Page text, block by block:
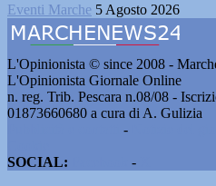
Eventi Marche 5 Agosto 2026
L'Opinionista © since 2008 -
L'Opinionista Giornale Online
n. reg. Trib. Pescara n.08/08 -
01873660680 a cura di A. Gulizia
-
SOCIAL:
-